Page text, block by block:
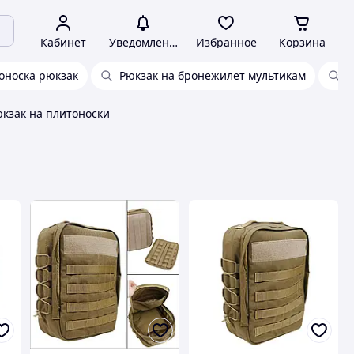
Кабинет Уведомления Избранное Корзина
рюкзак Рюкзак на бронежилет мультикам
на плитоноски